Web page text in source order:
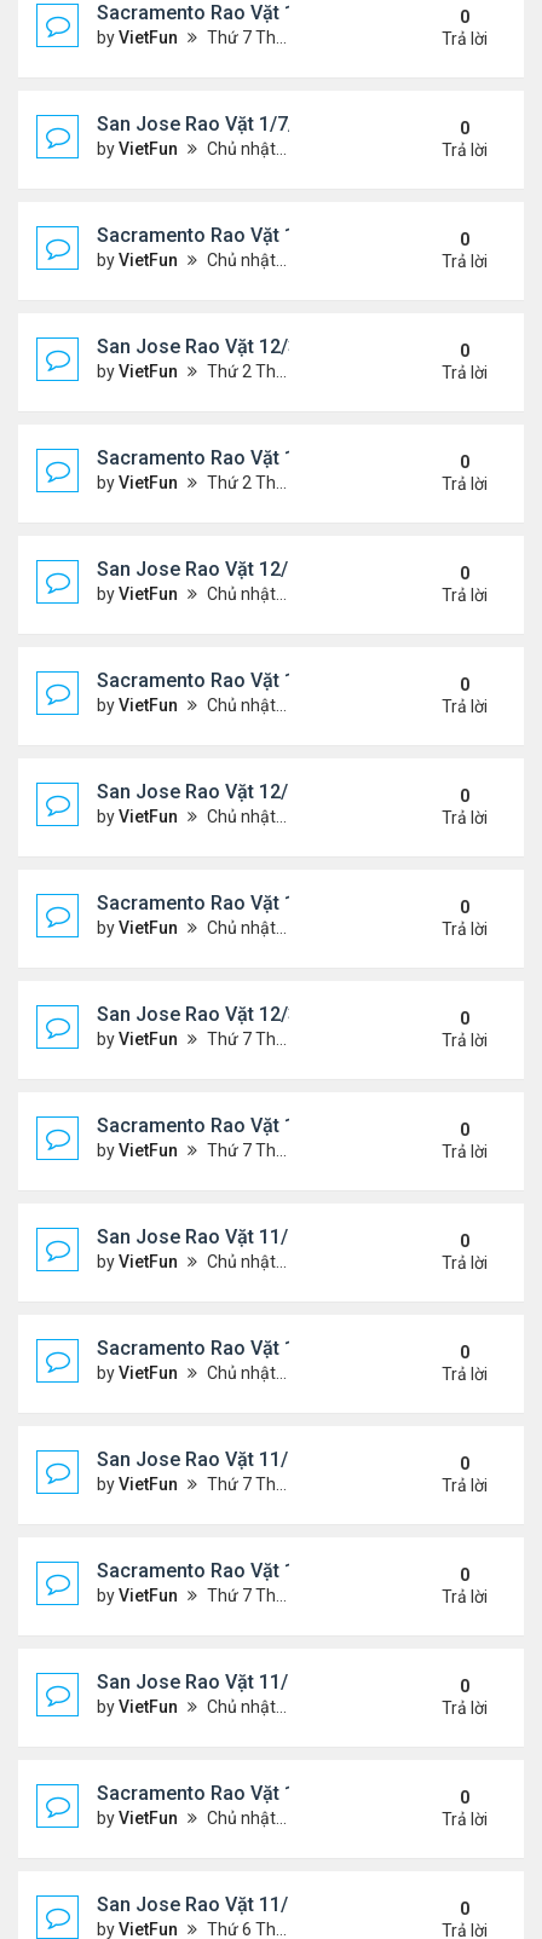
Sacramento Rao Vặt 1/14/22- 1/21/22
byVietFun Thứ 7 Tháng 1 15, 2022 8:49 pm
0
Trả lời
San Jose Rao Vặt 1/7/21- 1/14/22
byVietFun Chủ nhật Tháng 1 09, 2022 10:06 pm
0
Trả lời
Sacramento Rao Vặt 1/7/21- 1/14/22
byVietFun Chủ nhật Tháng 1 09, 2022 10:02 pm
0
Trả lời
San Jose Rao Vặt 12/31/21- 1/7/22
byVietFun Thứ 2 Tháng 1 03, 2022 8:29 pm
0
Trả lời
Sacramento Rao Vặt 12/31/21- 1/7/22
byVietFun Thứ 2 Tháng 1 03, 2022 8:25 pm
0
Trả lời
San Jose Rao Vặt 12/24/21- 12/31/21
byVietFun Chủ nhật Tháng 12 26, 2021 7:26 pm
0
Trả lời
Sacramento Rao Vặt 12/24/21- 12/31/21
byVietFun Chủ nhật Tháng 12 26, 2021 7:21 pm
0
Trả lời
San Jose Rao Vặt 12/10/21- 12/17/21
byVietFun Chủ nhật Tháng 12 12, 2021 12:58 pm
0
Trả lời
Sacramento Rao Vặt 12/10/21- 12/17/21
byVietFun Chủ nhật Tháng 12 12, 2021 12:54 pm
0
Trả lời
San Jose Rao Vặt 12/3/21- 12/10/21
byVietFun Thứ 7 Tháng 12 04, 2021 7:42 pm
0
Trả lời
Sacramento Rao Vặt 12/3/21- 12/10/21
byVietFun Thứ 7 Tháng 12 04, 2021 7:38 pm
0
Trả lời
San Jose Rao Vặt 11/26/21- 12/3/21
byVietFun Chủ nhật Tháng 11 28, 2021 8:26 pm
0
Trả lời
Sacramento Rao Vặt 11/26/21- 12/3/21
byVietFun Chủ nhật Tháng 11 28, 2021 8:22 pm
0
Trả lời
San Jose Rao Vặt 11/19/21 - 11/26/21
byVietFun Thứ 7 Tháng 11 20, 2021 10:30 am
0
Trả lời
Sacramento Rao Vặt 11/19/21 - 11/26/21
byVietFun Thứ 7 Tháng 11 20, 2021 10:22 am
0
Trả lời
San Jose Rao Vặt 11/12/21- 11/19/21
byVietFun Chủ nhật Tháng 11 14, 2021 8:16 pm
0
Trả lời
Sacramento Rao Vặt 11/12/21- 11/19/21
byVietFun Chủ nhật Tháng 11 14, 2021 8:13 pm
0
Trả lời
San Jose Rao Vặt 11/5/21 - 11/12/21
byVietFun Thứ 6 Tháng 11 05, 2021 11:39 am
0
Trả lời